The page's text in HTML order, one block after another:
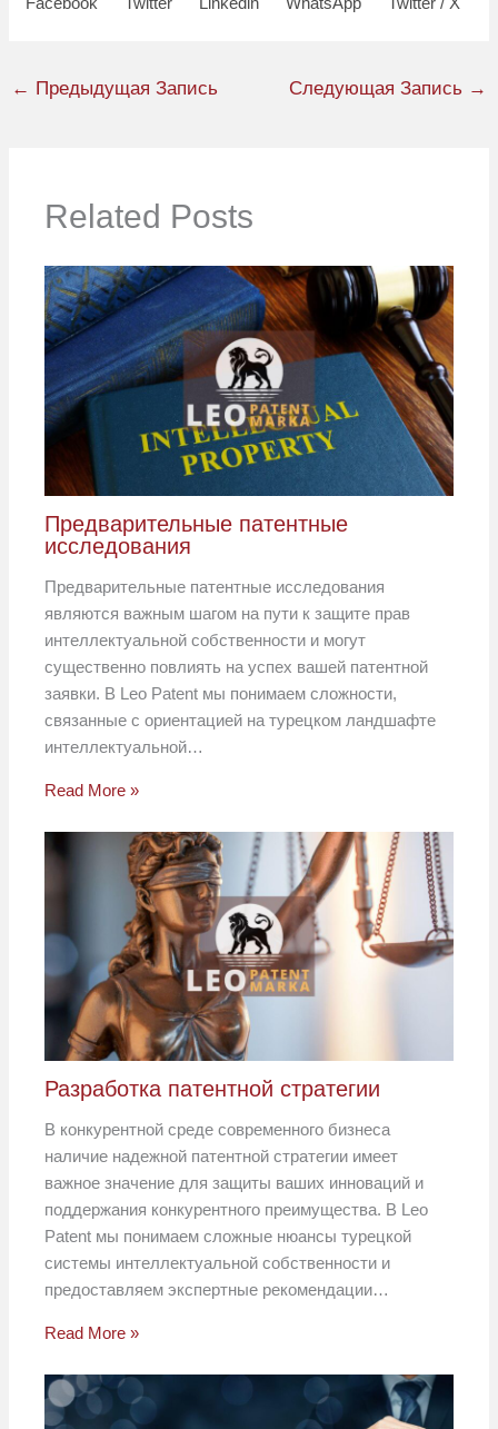
← Предыдущая Запись Следующая Запись →
Related Posts
Предварительные патентные
исследования
Предварительные патентные исследования
являются важным шагом на пути к защите прав
интеллектуальной собственности и могут
существенно повлиять на успех вашей патентной
заявки. В Leo Patent мы понимаем сложности,
связанные с ориентацией на турецком ландшафте
интеллектуальной…
Read More »
Разработка патентной стратегии
В конкурентной среде современного бизнеса
наличие надежной патентной стратегии имеет
важное значение для защиты ваших инноваций и
поддержания конкурентного преимущества. В Leo
Patent мы понимаем сложные нюансы турецкой
системы интеллектуальной собственности и
предоставляем экспертные рекомендации…
Read More »